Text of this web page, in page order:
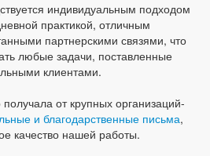
индивидуальным подходом
практикой, отличным
партнерскими связями, что
любые задачи, поставленные
клиентами.
от крупных организаций-
и благодарственные письма,
качество нашей работы.